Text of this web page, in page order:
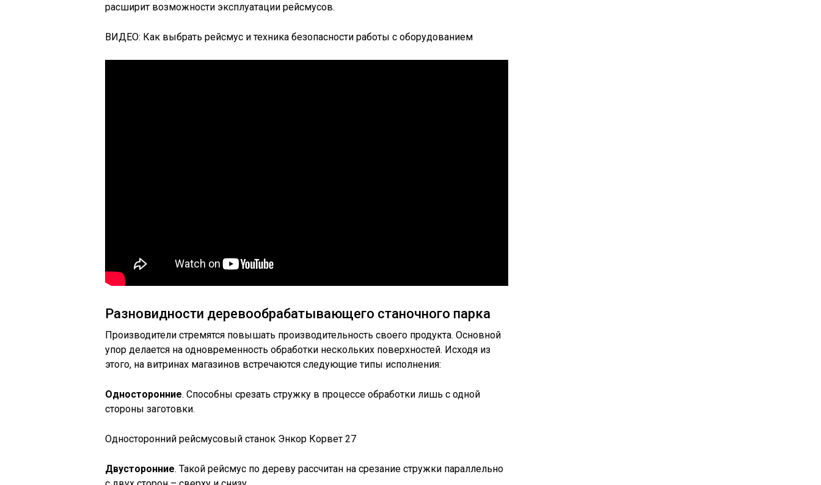
расширит возможности эксплуатации рейсмусов.
ВИДЕО: Как выбрать рейсмус и техника безопасности работы с оборудованием
Разновидности деревообрабатывающего станочного парка
Производители стремятся повышать производительность своего продукта. Основной
упор делается на одновременность обработки нескольких поверхностей. Исходя из
этого, на витринах магазинов встречаются следующие типы исполнения:
Односторонние. Способны срезать стружку в процессе обработки лишь с одной
стороны заготовки.
Односторонний рейсмусовый станок Энкор Корвет 27
Двусторонние. Такой рейсмус по дереву рассчитан на срезание стружки параллельно